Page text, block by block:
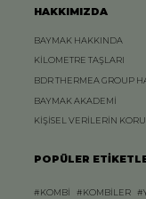
HAKKIMIZDA
BAYMAK HAKKINDA
KİLOMETRE TAŞLARI
BDR THERMEA GROUP
BAYMAK AKADEMİ
KİŞİSEL VERİLERİN
POPÜLER
#KOMBİ #KOMBİLER